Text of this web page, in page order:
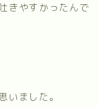
きやすかったんで
いました。